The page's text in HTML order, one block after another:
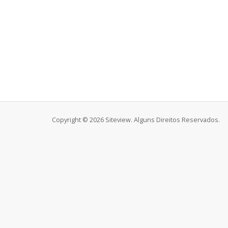
Copyright © 2026 Siteview. Alguns Direitos Reservados.